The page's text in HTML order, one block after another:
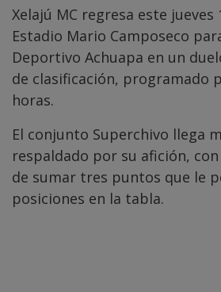
Xelajú MC regresa este jueves
Estadio Mario Camposeco
Deportivo Achuapa en un
de clasificación, programado
horas.
El conjunto Superchivo llega
respaldado por su afición,
de sumar tres puntos que le
posiciones en la tabla.